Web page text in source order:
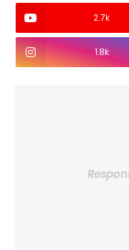
2.7k
1.8k